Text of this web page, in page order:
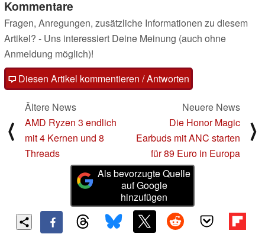
Kommentare
Fragen, Anregungen, zusätzliche Informationen zu diesem
Artikel? - Uns interessiert Deine Meinung (auch ohne
Anmeldung möglich)!
Diesen Artikel kommentieren / Antworten
⟨
Ältere News
AMD Ryzen 3 endlich
mit 4 Kernen und 8
Threads
Neuere News
Die Honor Magic
Earbuds mit ANC starten
für 89 Euro in Europa
⟩
Als bevorzugte Quelle
auf Google
hinzufügen